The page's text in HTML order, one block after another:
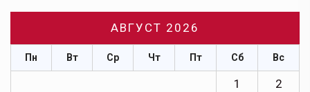
АВГУСТ 2026
Пн Вт Ср Чт Пт Сб Вс
1
2